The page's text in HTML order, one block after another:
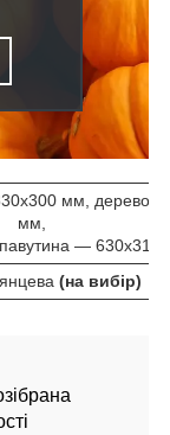
мм, дерево
мм,
― 630х310
(на вибір)